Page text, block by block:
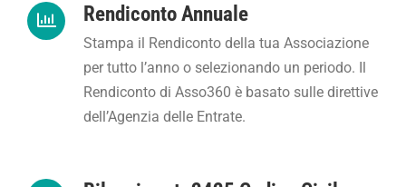
Rendiconto Annuale
Stampa il Rendiconto della tua Associazione
per tutto l’anno o selezionando un periodo. Il
Rendiconto di Asso360 è basato sulle direttive
dell’Agenzia delle Entrate.